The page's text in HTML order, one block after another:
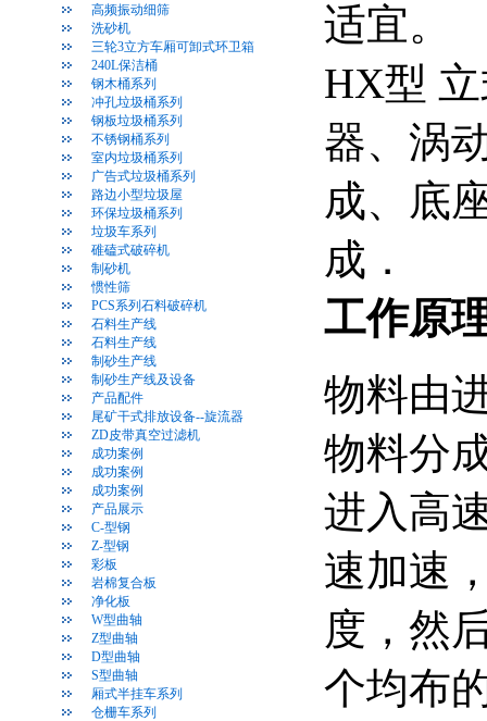
高频振动细筛
洗砂机
三轮3立方车厢可卸式环卫箱
240L保洁桶
钢木桶系列
冲孔垃圾桶系列
钢板垃圾桶系列
不锈钢桶系列
室内垃圾桶系列
广告式垃圾桶系列
路边小型垃圾屋
环保垃圾桶系列
垃圾车系列
碓磕式破碎机
制砂机
惯性筛
PCS系列石料破碎机
石料生产线
石料生产线
制砂生产线
制砂生产线及设备
产品配件
尾矿干式排放设备--旋流器
ZD皮带真空过滤机
成功案例
成功案例
成功案例
产品展示
C-型钢
Z-型钢
彩板
岩棉复合板
净化板
W型曲轴
Z型曲轴
D型曲轴
S型曲轴
厢式半挂车系列
仓栅车系列
适宜。
HX型
器、涡
成、底
成．
工作原
物料由
物料分
进入高
速加速
度，然
个均布